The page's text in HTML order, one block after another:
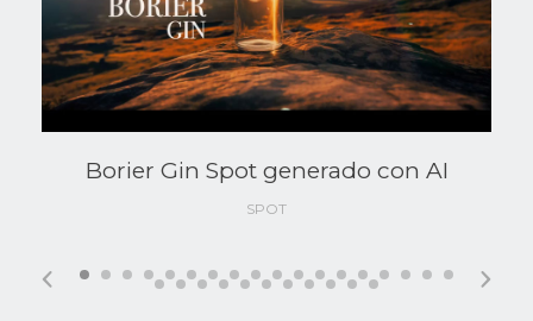
Borier Gin Spot generado con AI
SPOT